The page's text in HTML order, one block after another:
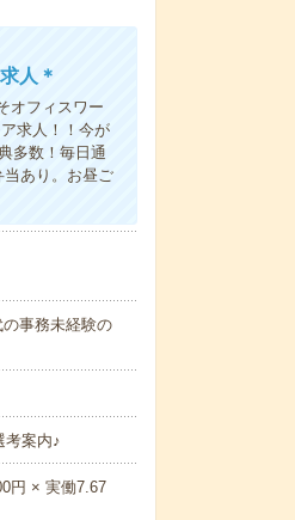
人＊
オフィスワー
求人！！今が
多数！毎日通
あり。お昼ご
事務未経験の
考案内♪
円 × 実働7.67